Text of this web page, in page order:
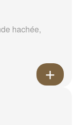
hachée,